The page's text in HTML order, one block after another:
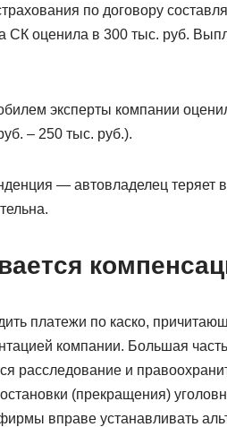
по договору
СК оценила в 300 тыс. руб.
эксперты компании
– 250 тыс. руб.).
— автовладелец теряет
платежи по каско,
компании. Большая
расследование и
(прекращения)
вправе устанавливать